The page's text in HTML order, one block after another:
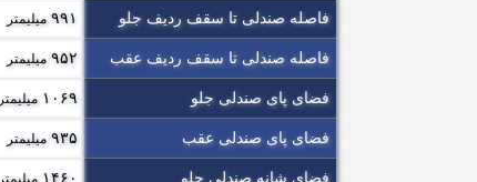
فاصله صندلی تا سقف ردیف جلو ۹۹۱ میلیمتر
فاصله صندلی تا سقف ردیف عقب ۹۵۲ میلیمتر
فضای پای صندلی جلو ۱۰۶۹ میلیمتر
فضای پای صندلی عقب ۹۳۵ میلیمتر
فضای شانه صندلی جلو ۱۴۶۰